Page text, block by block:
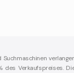
Verkaufspreises.